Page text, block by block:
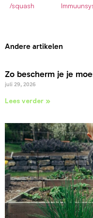
/squash
Andere artikelen
Zo bescherm je je
juli 29, 2026
Lees verder »